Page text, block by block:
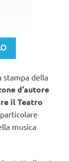
stampa della
d’autore
il Teatro
musica